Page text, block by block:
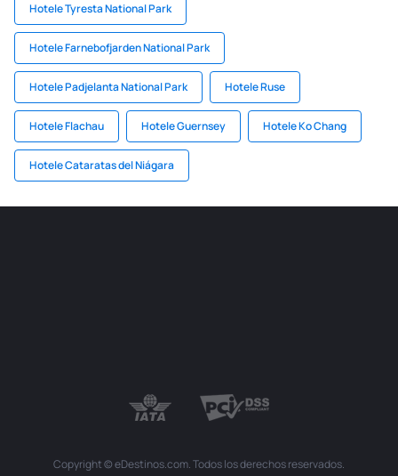
Hotele Tyresta National Park
Hotele Farnebofjarden National Park
Hotele Padjelanta National Park Hotele Ruse
Hotele Flachau Hotele Guernsey Hotele Ko Chang
Hotele Cataratas del Niágara
Copyright © eDestinos.com. Todos los derechos reservados.